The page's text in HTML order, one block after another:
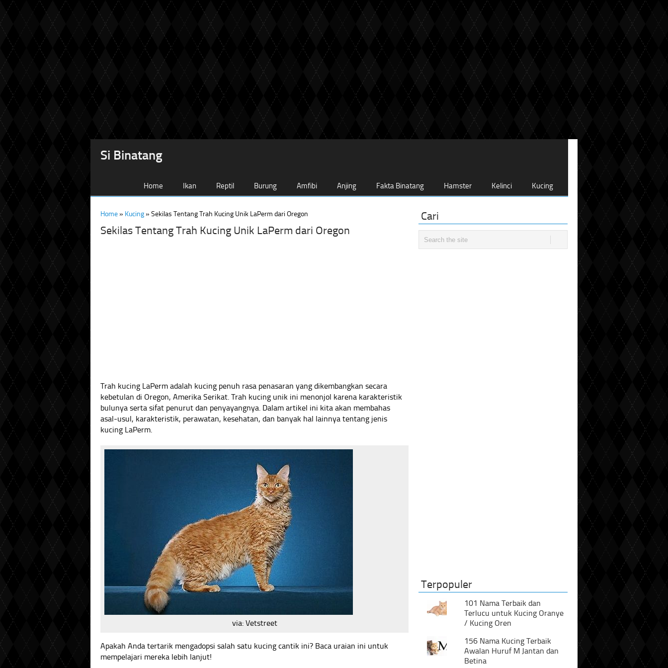
Si Binatang
Home Ikan Reptil Burung Amfibi Anjing Fakta Binatang Hamster Kelinci Kucing
Home » Kucing » Sekilas Tentang Trah Kucing Unik LaPerm dari Oregon
Sekilas Tentang Trah Kucing Unik LaPerm dari Oregon
Trah kucing LaPerm adalah kucing penuh rasa penasaran yang dikembangkan secara
kebetulan di Oregon, Amerika Serikat. Trah kucing unik ini menonjol karena karakteristik
bulunya serta sifat penurut dan penyayangnya. Dalam artikel ini kita akan membahas
asal-usul, karakteristik, perawatan, kesehatan, dan banyak hal lainnya tentang jenis
kucing LaPerm.
via: Vetstreet
Apakah Anda tertarik mengadopsi salah satu kucing cantik ini? Baca uraian ini untuk
mempelajari mereka lebih lanjut!
Cari
Terpopuler
101 Nama Terbaik dan
Terlucu untuk Kucing Oranye
/ Kucing Oren
156 Nama Kucing Terbaik
Awalan Huruf M Jantan dan
Betina